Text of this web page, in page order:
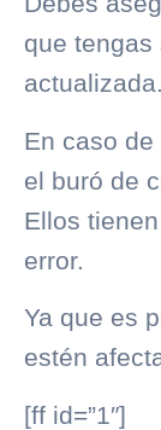
que tengas
actualizada.
En caso
el buró de
Ellos
error.
Ya que es
estén
[ff id=”1″]